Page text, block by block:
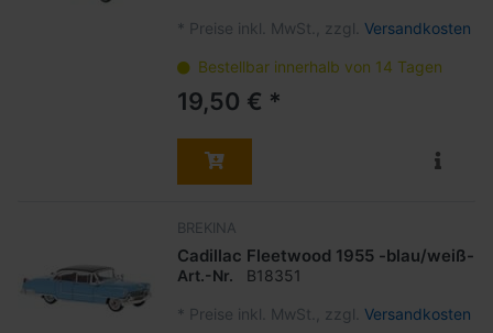
* Preise inkl. MwSt., zzgl. Versandkosten
Bestellbar innerhalb von 14 Tagen
19,50 € *
BREKINA
Cadillac Fleetwood 1955 -blau/weiß-
Art.-Nr. B18351
* Preise inkl. MwSt., zzgl. Versandkosten